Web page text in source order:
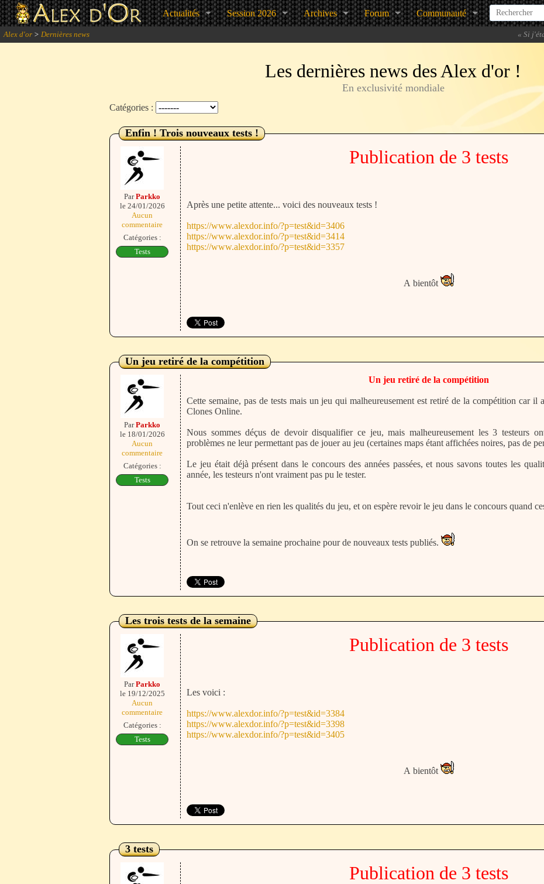
Actualités Session 2026 Archives Forum Communauté
Alex d'or > Dernières news « Si
Les dernières news des Alex d'or !
En exclusivité mondiale
Catégories :
Enfin ! Trois nouveaux tests !
ParParkko
le 24/01/2026
Aucun
commentaire
Catégories :
Tests
Publication de 3 tests
Après une petite attente... voici des nouveaux tests !
https://www.alexdor.info/?p=test&id=3406
https://www.alexdor.info/?p=test&id=3414
https://www.alexdor.info/?p=test&id=3357
A bientôt
Un jeu retiré de la compétition
ParParkko
le 18/01/2026
Aucun
commentaire
Catégories :
Tests
Un jeu retiré de la compétition
Cette semaine, pas de tests mais un jeu qui malheureusement est retiré de la compétition car
Clones Online.
Nous sommes déçus de devoir disqualifier ce jeu, mais malheureusement les 3 testeurs
problèmes ne leur permettant pas de jouer au jeu (certaines maps étant affichées noires, pas de
Le jeu était déjà présent dans le concours des années passées, et nous savons toutes les
année, les testeurs n'ont vraiment pas pu le tester.
Tout ceci n'enlève en rien les qualités du jeu, et on espère revoir le jeu dans le concours quand
On se retrouve la semaine prochaine pour de nouveaux tests publiés.
Les trois tests de la semaine
ParParkko
le 19/12/2025
Aucun
commentaire
Catégories :
Tests
Publication de 3 tests
Les voici :
https://www.alexdor.info/?p=test&id=3384
https://www.alexdor.info/?p=test&id=3398
https://www.alexdor.info/?p=test&id=3405
A bientôt
3 tests
Publication de 3 tests